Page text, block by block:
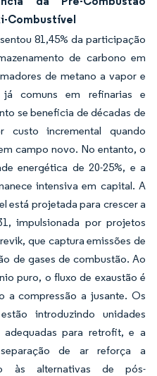
Combustível
81,45% da participação
de carbono em
de metano a vapor e
já comuns em refinarias e
se beneficia de décadas de
custo incremental quando
campo novo. No entanto, o
energética de 20-25%, e a
intensiva em capital. A
está projetada para crescer a
impulsionada por projetos
que captura emissões de
de gases de combustão. Ao
puro, o fluxo de exaustão é
a compressão a jusante. Os
introduzindo unidades
adequadas para retrofit, e a
de ar reforça a
às alternativas de pós-